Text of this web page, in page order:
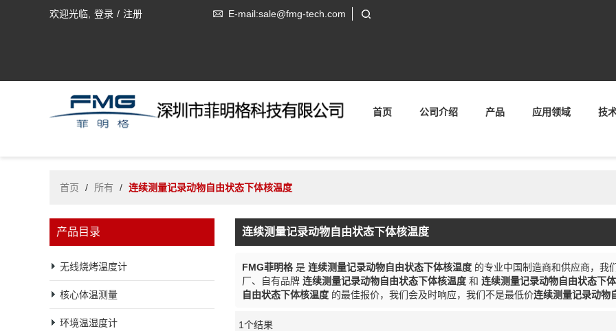
欢迎光临, 登录 / 注册 E-mail:sale@fmg-tech.com
首页 公司介绍 产品 应用领域 技
首页 / 所有 / 连续测量记录动物自由状态下体核温度
产品目录
无线烧烤温度计
核心体温测量
环境温湿度计
连续测量记录动物自由状态下体核温度
FMG菲明格是 连续测量记录动物自由状态下体核温度 的专业中国制造商和供应商，我
厂、自有品牌 连续测量记录动物自由状态下体核温度 和 连续测量记录动物自由状态下
自由状态下体核温度 的最佳报价，我们会及时响应，我们不是最低价连续测量记录动物
1个结果